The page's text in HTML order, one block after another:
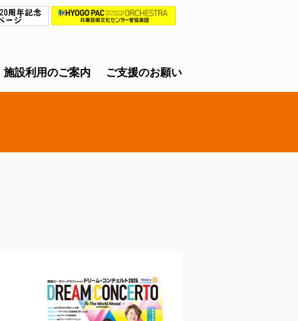
施設利用のご案内 ご支援のお願い